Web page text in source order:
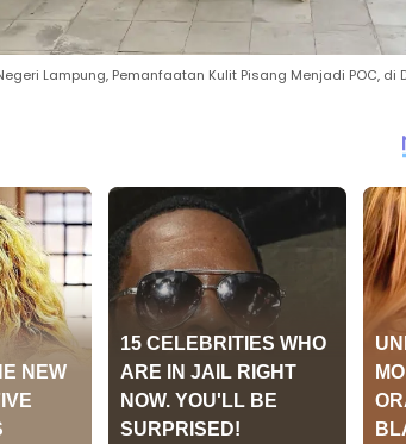
Lampung, Pemanfaatan Kulit Pisang Menjadi POC, di